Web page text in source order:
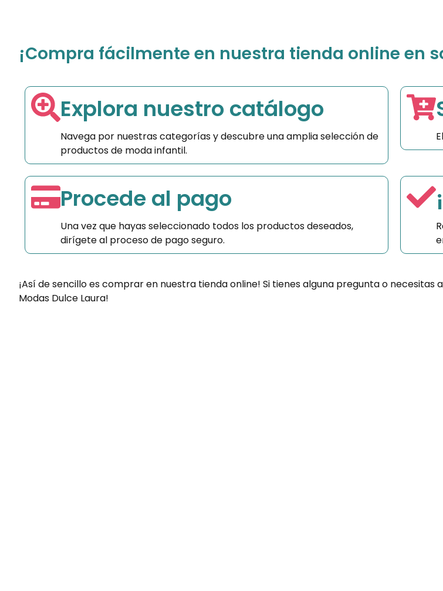
¡Compra fácilmente en nuestra tienda online en
Explora nuestro catálogo
Navega por nuestras categorías y descubre una amplia selección de
productos de moda infantil.
Procede al pago
Una vez que hayas seleccionado todos los productos deseados,
dirígete al proceso de pago seguro.
¡Así de sencillo es comprar en nuestra tienda online! Si tienes alguna pregunta o
Modas Dulce Laura!